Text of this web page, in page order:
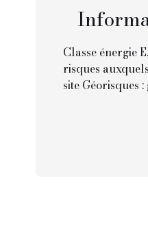
Classe énergie
risques
site Géorisques